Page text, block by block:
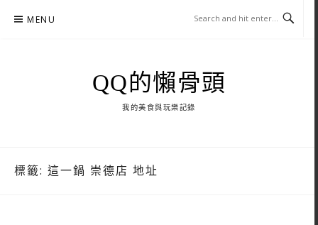
MENU
QQ的懶骨頭
我的美食與玩樂記錄
標籤: 這一鍋 崇德店 地址